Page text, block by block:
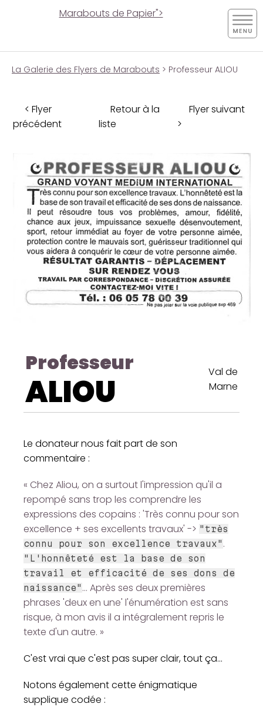
Marabouts de Papier">
La Galerie des Flyers de Marabouts > Professeur ALIOU
< Flyer
précédent
Retour à la
liste
Flyer suivant
>
Professeur
ALIOU
Val de
Marne
Le donateur nous fait part de son
commentaire :
« Chez Aliou, on a surtout l'impression qu'il a
repompé sans trop les comprendre les
expressions des copains : 'Très connu pour son
excellence + ses excellents travaux' -> "très
connu pour son excellence travaux" .
"L'honnêteté est la base de son
travail et efficacité de ses dons de
naissance" … Après ses deux premières
phrases 'deux en une' l'énumération est sans
risque, à mon avis il a intégralement repris le
texte d'un autre. »
C'est vrai que c'est pas super clair, tout ça...
Notons également cette énigmatique
supplique codée :